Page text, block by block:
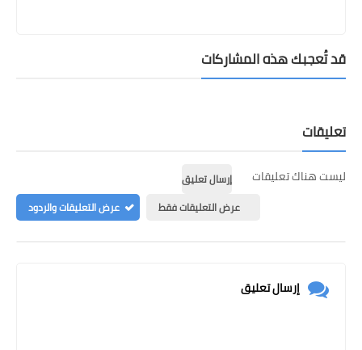
قد تُعجبك هذه المشاركات
تعليقات
ليست هناك تعليقات
إرسال تعليق
عرض التعليقات فقط
عرض التعليقات والردود
إرسال تعليق